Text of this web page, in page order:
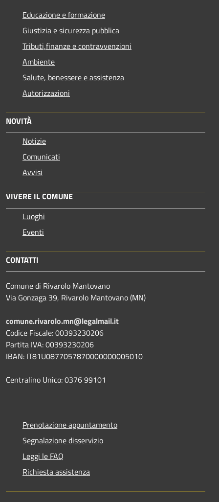
Educazione e formazione
Giustizia e sicurezza pubblica
Tributi,finanze e contravvenzioni
Ambiente
Salute, benessere e assistenza
Autorizzazioni
NOVITÀ
Notizie
Comunicati
Avvisi
VIVERE IL COMUNE
Luoghi
Eventi
CONTATTI
Comune di Rivarolo Mantovano
Via Gonzaga 39, Rivarolo Mantovano (MN)
comune.rivarolo.mn@legalmail.it
Codice Fiscale: 00393230206
Partita IVA: 00393230206
IBAN: IT81U0877057870000000005010
Centralino Unico: 0376 99101
Prenotazione appuntamento
Segnalazione disservizio
Leggi le FAQ
Richiesta assistenza